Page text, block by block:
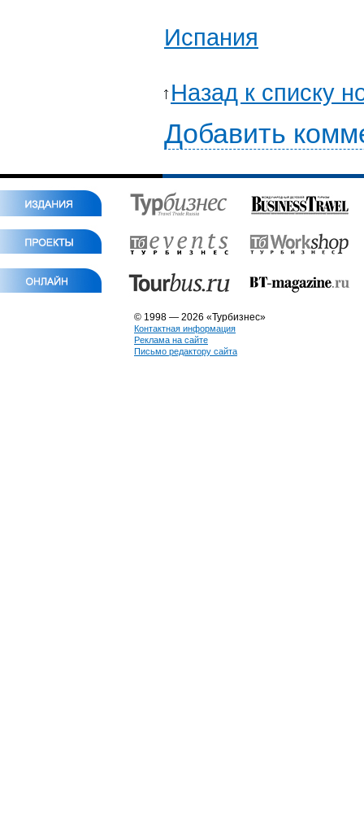
Испания
Назад к списку
Добавить
© 1998 — 2026 «Турбизнес»
Контактная информация
Реклама на сайте
Письмо редактору сайта